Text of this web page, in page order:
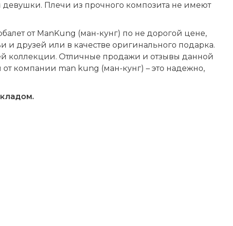
девушки. Плечи из прочного композита не имеют
от ManKung (ман-кунг) по не дорогой цене,
и друзей или в качестве оригинального подарка.
коллекции. Отличные продажи и отзывы данной
от компании man kung (ман-кунг) – это надежно,